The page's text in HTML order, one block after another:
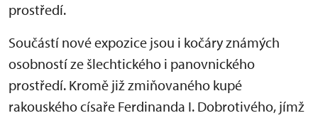
prostředí.
Součástí nové expozice jsou i kočáry známých
osobností ze šlechtického i panovnického
prostředí. Kromě již zmiňovaného kupé
rakouského císaře Ferdinanda I. Dobrotivého, jímž